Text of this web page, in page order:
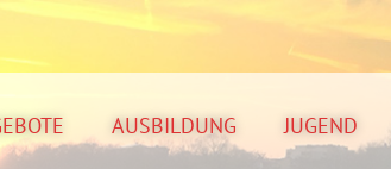
AUSBILDUNG JUGEND